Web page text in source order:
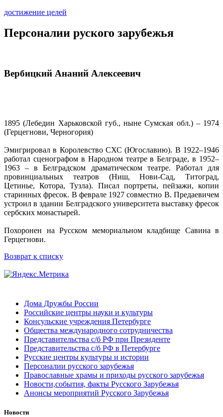
достижение целей
Персоналии руского зарубежья
Вербицкий Ананий Алексеевич
1895 (Лебедин Харьковской губ., ныне Сумская обл.) – 1974
(Герцегнови, Черногория)
Эмигрировал в Королевство СХС (Югославию). В 1922–1946
работал сценографом в Народном театре в Белграде, в 1952–
1963 – в Белградском драматическом театре. Работал для
провинциальных театров (Ниш, Нови-Сад, Титоград,
Цетинье, Котора, Тузла). Писал портреты, пейзажи, копии
старинных фресок. В феврале 1927 совместно В. Предаевичем
устроил в здании Белградского университета выставку фресок
сербских монастырей.
Похоронен на Русском мемориальном кладбище Савина в
Герцегнови.
Возврат к списку
Дома Дружбы России
Российские центры науки и культуры
Консульские учреждения Петербурге
Общества международного сотрудничества
Представительства с/б РФ при Президенте
Представительства с/б РФ в Петербурге
Русские центры культуры и истории
Персоналии русского зарубежья
Православные храмы и приходы русского зарубежья
Новости,события, факты Русского Зарубежья
Анонсы мероприятий Русского Зарубежья
Новости